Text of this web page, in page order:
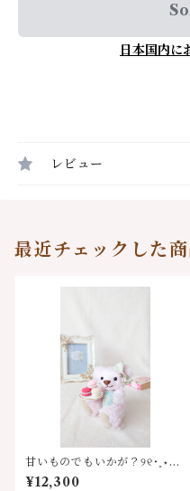
日本国内に
レビュー
最近チェックした
甘いものでもいかが？୨୧˙˳⋆ マ
リーズマカロンベア
¥12,300